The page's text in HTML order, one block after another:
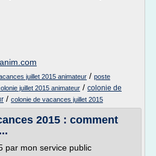
juillet 2015 animateur / poste
juillet 2015 animateur / colonie de
/ colonie de vacances juillet 2015
2015 : comment
par mon service public